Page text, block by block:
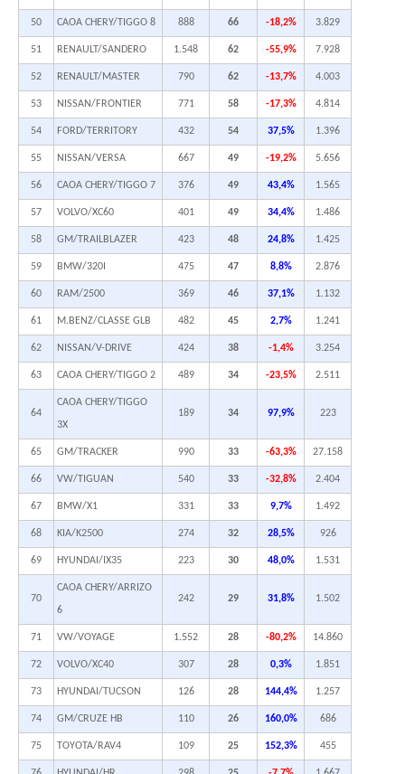
50 CAOA CHERY/TIGGO 8 888 66 -18,2% 3.829
51 RENAULT/SANDERO 1.548 62 -55,9% 7.928
52 RENAULT/MASTER 790 62 -13,7% 4.003
53 NISSAN/FRONTIER 771 58 -17,3% 4.814
54 FORD/TERRITORY 432 54 37,5% 1.396
55 NISSAN/VERSA 667 49 -19,2% 5.656
56 CAOA CHERY/TIGGO 7 376 49 43,4% 1.565
57 VOLVO/XC60 401 49 34,4% 1.486
58 GM/TRAILBLAZER 423 48 24,8% 1.425
59 BMW/320I 475 47 8,8% 2.876
60 RAM/2500 369 46 37,1% 1.132
61 M.BENZ/CLASSE GLB 482 45 2,7% 1.241
62 NISSAN/V-DRIVE 424 38 -1,4% 3.254
63 CAOA CHERY/TIGGO 2 489 34 -23,5% 2.511
64
CAOA CHERY/TIGGO
3X
189 34 97,9% 223
65 GM/TRACKER 990 33 -63,3% 27.158
66 VW/TIGUAN 540 33 -32,8% 2.404
67 BMW/X1 331 33 9,7% 1.492
68 KIA/K2500 274 32 28,5% 926
69 HYUNDAI/IX35 223 30 48,0% 1.531
70
CAOA CHERY/ARRIZO
6
242 29 31,8% 1.502
71 VW/VOYAGE 1.552 28 -80,2% 14.860
72 VOLVO/XC40 307 28 0,3% 1.851
73 HYUNDAI/TUCSON 126 28 144,4% 1.257
74 GM/CRUZE HB 110 26 160,0% 686
75 TOYOTA/RAV4 109 25 152,3% 455